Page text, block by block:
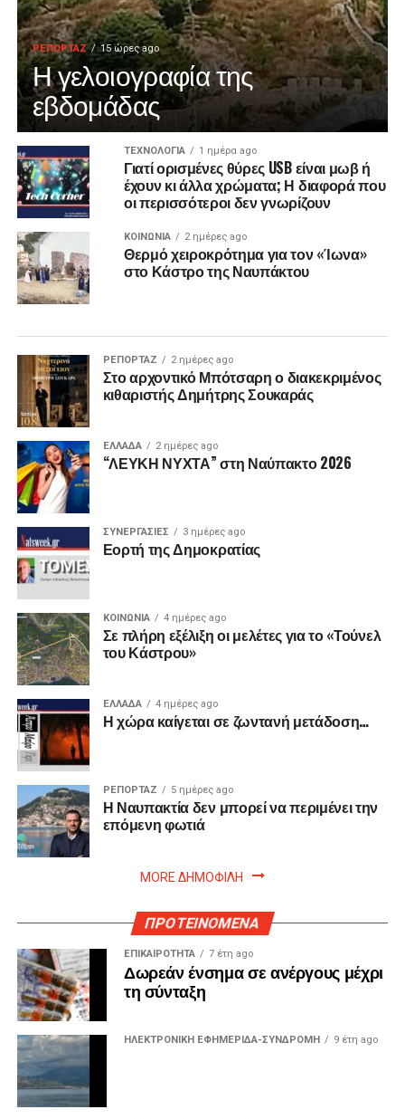
ΡΕΠΟΡΤΑΖ 15 ώρες ago
Η γελοιογραφία της
εβδομάδας
ΤΕΧΝΟΛΟΓΙΑ 1 ημέρα ago
Γιατί ορισμένες θύρες USB είναι μωβ ή
έχουν κι άλλα χρώματα; Η διαφορά που
οι περισσότεροι δεν γνωρίζουν
ΚΟΙΝΩΝΙΑ 2 ημέρες ago
Θερμό χειροκρότημα για τον «Ίωνα»
στο Κάστρο της Ναυπάκτου
ΡΕΠΟΡΤΑΖ 2 ημέρες ago
Στο αρχοντικό Μπότσαρη ο διακεκριμένος
κιθαριστής Δημήτρης Σουκαράς
ΕΛΛΑΔΑ 2 ημέρες ago
“ΛΕΥΚΗ ΝΥΧΤΑ” στη Ναύπακτο 2026
ΣΥΝΕΡΓΑΣΙΕΣ 3 ημέρες ago
Εορτή της Δημοκρατίας
ΚΟΙΝΩΝΙΑ 4 ημέρες ago
Σε πλήρη εξέλιξη οι μελέτες για το «Τούνελ
του Κάστρου»
ΕΛΛΑΔΑ 4 ημέρες ago
Η χώρα καίγεται σε ζωντανή μετάδοση…
ΡΕΠΟΡΤΑΖ 5 ημέρες ago
Η Ναυπακτία δεν μπορεί να περιμένει την
επόμενη φωτιά
MORE ΔΗΜΟΦΙΛΗ
ΠΡΟΤΕΙΝΟΜΕΝΑ
ΕΠΙΚΑΙΡΟΤΗΤΑ 7 έτη ago
Δωρεάν ένσημα σε ανέργους μέχρι
τη σύνταξη
ΗΛΕΚΤΡΟΝΙΚΗ ΕΦΗΜΕΡΙΔΑ-ΣΥΝΔΡΟΜΗ 9 έτη ago